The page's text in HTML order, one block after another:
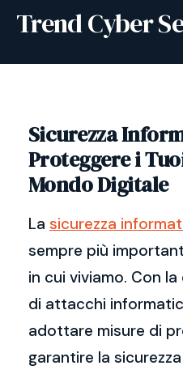
Trend Cyber
Sicurezza
Proteggere i
Mondo Digitale
La sicurezza
sempre più
in cui viviamo. Con
di attacchi
adottare misure di
garantire la